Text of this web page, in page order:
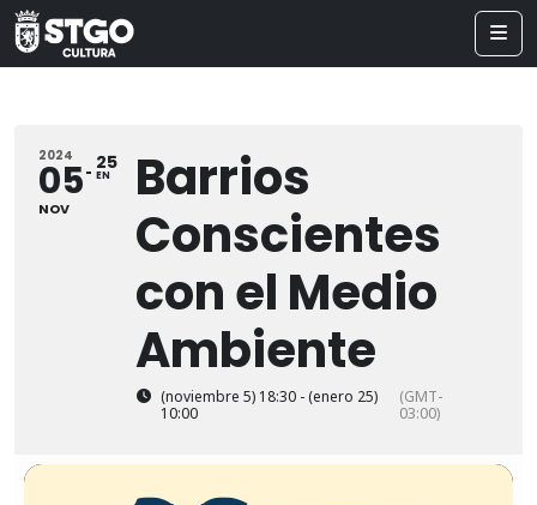
2024
05
NOV
25
EN
Barrios
Conscientes
con el Medio
Ambiente
(noviembre 5) 18:30 - (enero 25)
10:00
(GMT-
03:00)